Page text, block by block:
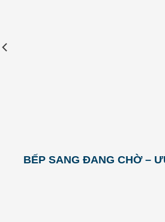
BẾP SANG ĐANG CHỜ –